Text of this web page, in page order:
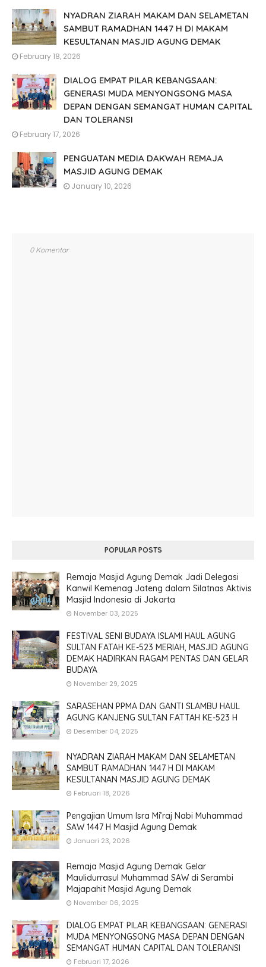
NYADRAN ZIARAH MAKAM DAN SELAMETAN
SAMBUT RAMADHAN 1447 H DI MAKAM
KESULTANAN MASJID AGUNG DEMAK
February 18, 2026
DIALOG EMPAT PILAR KEBANGSAAN:
GENERASI MUDA MENYONGSONG MASA
DEPAN DENGAN SEMANGAT HUMAN CAPITAL
DAN TOLERANSI
February 17, 2026
PENGUATAN MEDIA DAKWAH REMAJA
MASJID AGUNG DEMAK
January 10, 2026
0 Komentar
POPULAR POSTS
Remaja Masjid Agung Demak Jadi Delegasi
Kanwil Kemenag Jateng dalam Silatnas Aktivis
Masjid Indonesia di Jakarta
November 03, 2025
FESTIVAL SENI BUDAYA ISLAMI HAUL AGUNG
SULTAN FATAH KE-523 MERIAH, MASJID AGUNG
DEMAK HADIRKAN RAGAM PENTAS DAN GELAR
BUDAYA
November 29, 2025
SARASEHAN PPMA DAN GANTI SLAMBU HAUL
AGUNG KANJENG SULTAN FATTAH KE-523 H
Desember 04, 2025
NYADRAN ZIARAH MAKAM DAN SELAMETAN
SAMBUT RAMADHAN 1447 H DI MAKAM
KESULTANAN MASJID AGUNG DEMAK
Februari 18, 2026
Pengajian Umum Isra Mi’raj Nabi Muhammad
SAW 1447 H Masjid Agung Demak
Januari 23, 2026
Remaja Masjid Agung Demak Gelar
Maulidurrasul Muhammad SAW di Serambi
Majapahit Masjid Agung Demak
November 06, 2025
DIALOG EMPAT PILAR KEBANGSAAN: GENERASI
MUDA MENYONGSONG MASA DEPAN DENGAN
SEMANGAT HUMAN CAPITAL DAN TOLERANSI
Februari 17, 2026